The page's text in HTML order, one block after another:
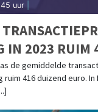
uur
IN 2023 RUIM
de gemiddelde
416 duizend euro.